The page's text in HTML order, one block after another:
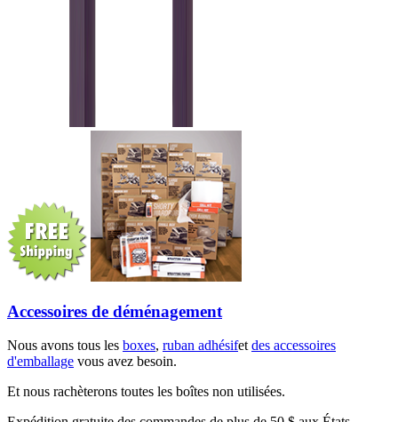
Accessoires de déménagement
Nous avons tous les boxes, ruban adhésifetdes accessoires
d'emballage vous avez besoin.
Et nous rachèterons toutes les boîtes non utilisées.